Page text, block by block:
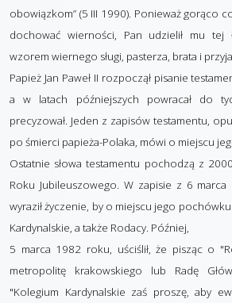
obowiązkom” (5 III 1990). Ponieważ gorąco
dochować wierności, Pan udzielił mu tej
wzorem wiernego sługi, pasterza, brata i
Papież Jan Paweł II rozpoczął pisanie
a w latach późniejszych powracał do
precyzował. Jeden z zapisów testamentu,
po śmierci papieża-Polaka, mówi o miejscu
Ostatnie słowa testamentu pochodzą z
Roku Jubileuszowego. W zapisie z 6 marca
wyraził życzenie, by o miejscu jego
Kardynalskie, a także Rodacy. Później,
5 marca 1982 roku, uściślił, że pisząc o
metropolitę krakowskiego lub Radę
"Kolegium Kardynalskie zaś proszę, aby